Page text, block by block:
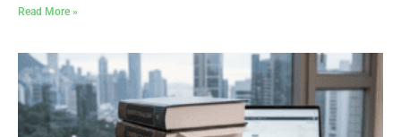
Read More »